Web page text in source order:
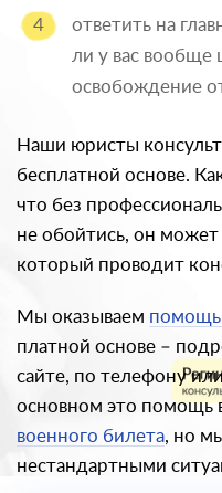
ответить на
ли у вас вообще
освобождение
Наши юристы
бесплатной основе.
что без
не обойтись, он может
который проводит
Мы оказываем помощь
платной основе –
сайте, по телефону
основном это помощь
военного билета, но
нестандартными